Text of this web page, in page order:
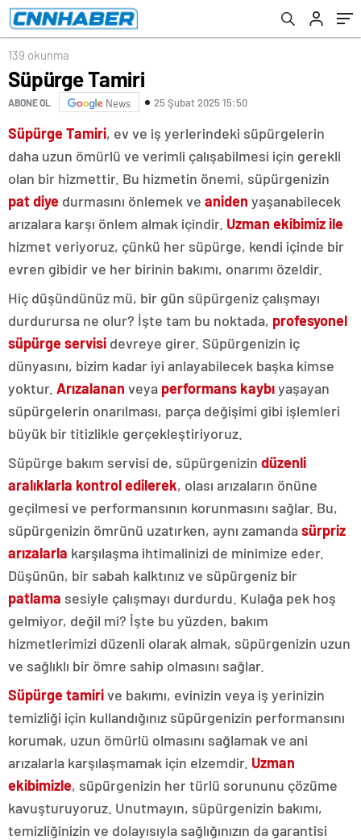
139 okunma
Süpürge Tamiri
ABONE OL News 25 Şubat 2025 15:50
Süpürge Tamiri, ev ve iş yerlerindeki süpürgelerin
daha uzun ömürlü ve verimli çalışabilmesi için gerekli
olan bir hizmettir. Bu hizmetin önemi, süpürgenizin
pat diye durmasını önlemek ve aniden yaşanabilecek
arızalara karşı önlem almak içindir. Uzman ekibimiz ile
hizmet veriyoruz, çünkü her süpürge, kendi içinde bir
evren gibidir ve her birinin bakımı, onarımı özeldir.
Hiç düşündünüz mü, bir gün süpürgeniz çalışmayı
durdurursa ne olur? İşte tam bu noktada, profesyonel
süpürge servisi devreye girer. Süpürgenizin iç
dünyasını, bizim kadar iyi anlayabilecek başka kimse
yoktur. Arızalanan veya performans kaybıyaşayan
süpürgelerin onarılması, parça değişimi gibi işlemleri
büyük bir titizlikle gerçekleştiriyoruz.
Süpürge bakım servisi de, süpürgenizin düzenli
aralıklarla kontrol edilerek, olası arızaların önüne
geçilmesi ve performansının korunmasını sağlar. Bu,
süpürgenizin ömrünü uzatırken, aynı zamandasürpriz
arızalarla karşılaşma ihtimalinizi de minimize eder.
Düşünün, bir sabah kalktınız ve süpürgeniz bir
patlama sesiyle çalışmayı durdurdu. Kulağa pek hoş
gelmiyor, değil mi? İşte bu yüzden, bakım
hizmetlerimizi düzenli olarak almak, süpürgenizin uzun
ve sağlıklı bir ömre sahip olmasını sağlar.
Süpürge tamirive bakımı, evinizin veya iş yerinizin
temizliği için kullandığınız süpürgenizin performansını
korumak, uzun ömürlü olmasını sağlamak ve ani
arızalarla karşılaşmamak için elzemdir. Uzman
ekibimizle, süpürgenizin her türlü sorununu çözüme
kavuşturuyoruz. Unutmayın, süpürgenizin bakımı,
temizliğinizin ve dolayısıyla sağlığınızın da garantisi